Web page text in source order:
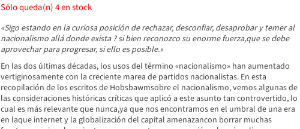
Sólo queda(n)4en stock
«Sigo estando en la curiosa posición de rechazar, desconfiar, desaprobar y temer al
nacionalismo allá donde exista ? si bien reconozco su enorme fuerza,que se debe
aprovechar para progresar, si ello es posible.»
En las dos últimas décadas, los usos del término «nacionalismo» han aumentado
vertiginosamente con la creciente marea de partidos nacionalistas. En esta
recopilación de los escritos de Hobsbawmsobre el nacionalismo, vemos algunas de
las consideraciones históricas críticas que aplicó a este asunto tan controvertido, lo
cual es más relevante que nunca,ya que nos encontramos en el umbral de una era
en laque internet y la globalización del capital amenazancon borrar muchas